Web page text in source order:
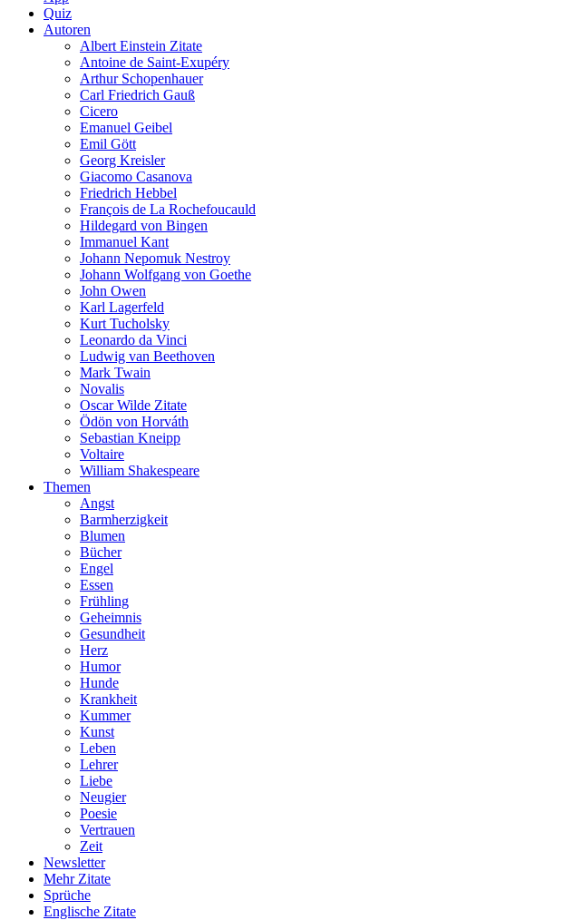
Quiz
Autoren
Albert Einstein Zitate
Antoine de Saint-Exupéry
Arthur Schopenhauer
Carl Friedrich Gauß
Cicero
Emanuel Geibel
Emil Gött
Georg Kreisler
Giacomo Casanova
Friedrich Hebbel
François de La Rochefoucauld
Hildegard von Bingen
Immanuel Kant
Johann Nepomuk Nestroy
Johann Wolfgang von Goethe
John Owen
Karl Lagerfeld
Kurt Tucholsky
Leonardo da Vinci
Ludwig van Beethoven
Mark Twain
Novalis
Oscar Wilde Zitate
Ödön von Horváth
Sebastian Kneipp
Voltaire
William Shakespeare
Themen
Angst
Barmherzigkeit
Blumen
Bücher
Engel
Essen
Frühling
Geheimnis
Gesundheit
Herz
Humor
Hunde
Krankheit
Kummer
Kunst
Leben
Lehrer
Liebe
Neugier
Poesie
Vertrauen
Zeit
Newsletter
Mehr Zitate
Sprüche
Englische Zitate